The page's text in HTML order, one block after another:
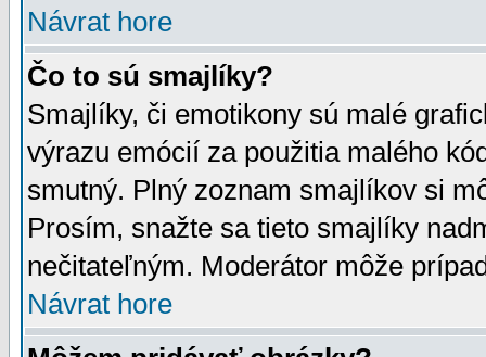
Návrat hore
Čo to sú smajlíky?
Smajlíky, či emotikony sú malé
výrazu emócií za použitia malého
smutný. Plný zoznam smajlíkov si
Prosím, snažte sa tieto smajlíky
nečitateľným. Moderátor môže
Návrat hore